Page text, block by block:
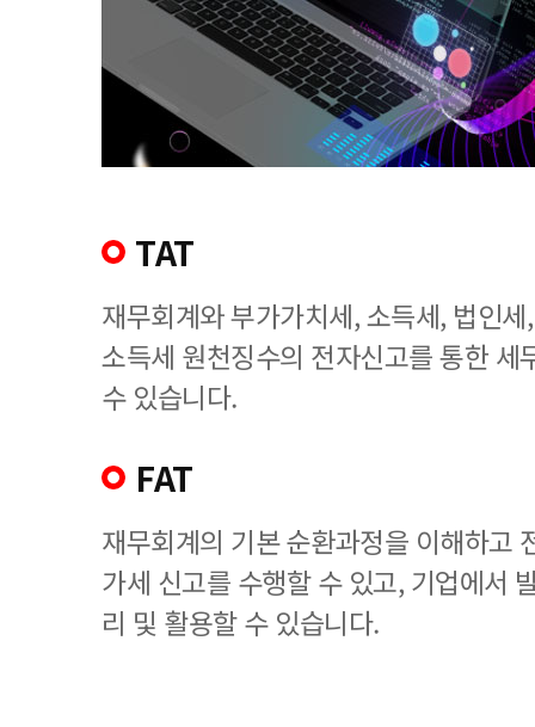
TAT
재무회계와 부가가치세, 소득세, 법인
소득세 원천징수의 전자신고를 통한 세
수 있습니다.
FAT
재무회계의 기본 순환과정을 이해하고
가세 신고를 수행할 수 있고, 기업에서
리 및 활용할 수 있습니다.